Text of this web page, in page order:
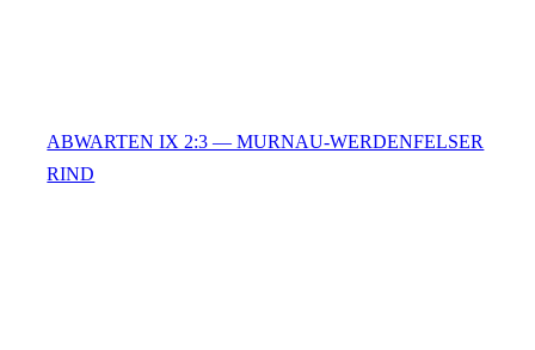
ABWARTEN IX 2:3 — MURNAU-WERDENFELSER
RIND